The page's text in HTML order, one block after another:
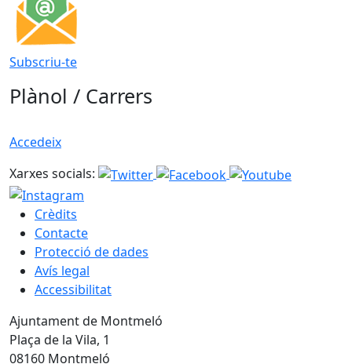
Subscriu-te
Plànol / Carrers
Accedeix
Xarxes socials:
Crèdits
Contacte
Protecció de dades
Avís legal
Accessibilitat
Ajuntament de Montmeló
Plaça de la Vila, 1
08160 Montmeló